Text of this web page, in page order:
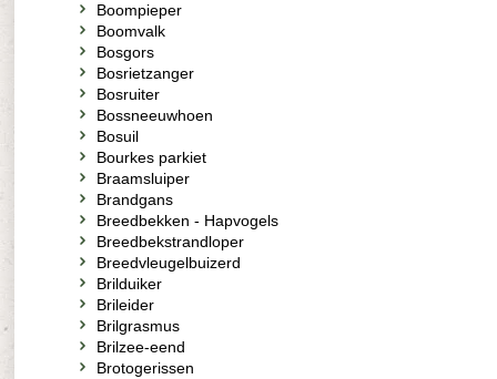
Boompieper
Boomvalk
Bosgors
Bosrietzanger
Bosruiter
Bossneeuwhoen
Bosuil
Bourkes parkiet
Braamsluiper
Brandgans
Breedbekken - Hapvogels
Breedbekstrandloper
Breedvleugelbuizerd
Brilduiker
Brileider
Brilgrasmus
Brilzee-eend
Brotogerissen